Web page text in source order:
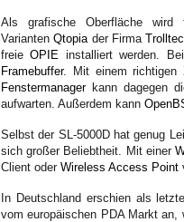
Als grafische Oberfläche wird
VariantenQtopiader Firma
freieOPIE installiert werden.
Framebuffer. Mit einem richtigen
Fenstermanagerkann dagegen
aufwarten. Außerdem kann
Selbst der SL-5000D hat genug
sich großer Beliebtheit. Mit einer
Client oder Wireless Access Point
In Deutschland erschien als
vom europäischen PDA Markt an,